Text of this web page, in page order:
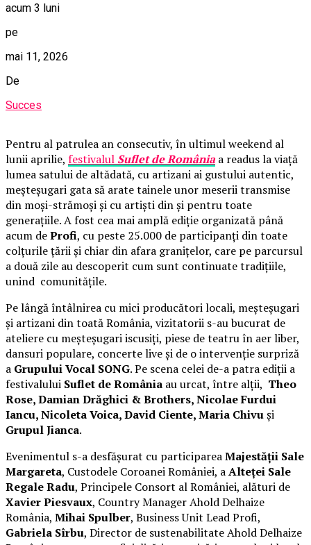
acum 3 luni
pe
mai 11, 2026
De
Succes
Pentru al patrulea an consecutiv, în ultimul weekend al
lunii aprilie, festivalul Suflet de România a readus la viață
lumea satului de altădată, cu artizani ai gustului autentic,
meșteșugari gata să arate tainele unor meserii transmise
din moși-strămoși și cu artiști din și pentru toate
generațiile. A fost cea mai amplă ediție organizată până
acum deProfi, cu peste 25.000 de participanți din toate
colțurile țării și chiar din afara granițelor, care pe parcursul
a două zile au descoperit cum sunt continuate tradițiile,
unind comunitățile.
Pe lângă întâlnirea cu mici producători locali, meșteșugari
și artizani din toată România, vizitatorii s-au bucurat de
ateliere cu meșteșugari iscusiți, piese de teatru în aer liber,
dansuri populare, concerte live și de o intervenție surpriză
a Grupului Vocal SONG. Pe scena celei de-a patra ediții a
festivalului Suflet de România au urcat, între alții, Theo
Rose, Damian Drăghici & Brothers, Nicolae Furdui
Iancu, Nicoleta Voica, David Ciente, Maria Chivuși
Grupul Jianca.
Evenimentul s-a desfășurat cu participareaMajestății Sale
Margareta, Custodele Coroanei României, aAlteței Sale
Regale Radu, Principele Consort al României, alături de
Xavier Piesvaux, Country Manager Ahold Delhaize
România, Mihai Spulber, Business Unit Lead Profi,
Gabriela Sîrbu, Director de sustenabilitate Ahold Delhaize